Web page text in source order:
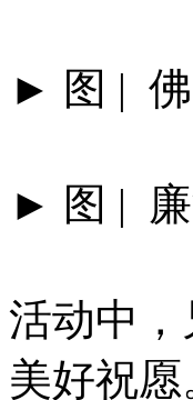
► 图 | 佛
► 图 | 廉
活动中
美好祝愿